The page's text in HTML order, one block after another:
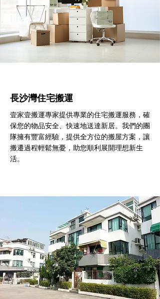
長沙灣住宅搬運
壹家壹搬運專家提供專業的住宅搬運服務，確
保您的物品安全、快速地送達新居。我們的團
隊擁有豐富經驗，提供全方位的搬屋方案，讓
搬遷過程輕鬆無憂，助您順利展開理想新生
活。